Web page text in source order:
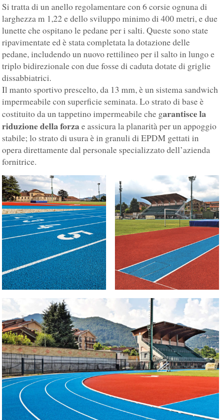
Si tratta di un anello regolamentare con 6 corsie ognuna di
larghezza m 1,22 e dello sviluppo minimo di 400 metri, e due
lunette che ospitano le pedane per i salti. Queste sono state
ripavimentate ed è stata completata la dotazione delle
pedane, includendo un nuovo rettilineo per il salto in lungo e
triplo bidirezionale con due fosse di caduta dotate di griglie
dissabbiatrici.
Il manto sportivo prescelto, da 13 mm, è un sistema sandwich
impermeabile con superficie seminata. Lo strato di base è
costituito da un tappetino impermeabile che garantisce la
riduzione della forza e assicura la planarità per un appoggio
stabile; lo strato di usura è in granuli di EPDM gettati in
opera direttamente dal personale specializzato dell’azienda
fornitrice.